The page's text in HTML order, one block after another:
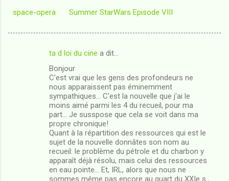
space-opera Summer StarWars Episode VIII
ta d loi du cine a dit…
Bonjour
C'est vrai que les gens des profondeurs ne
nous apparaissent pas éminemment
sympathiques... C'est la nouvelle que j'ai le
moins aimé parmi les 4 du recueil, pour ma
part... Je susspose que cela se voit dans ma
propre chronique!
Quant à la répartition des ressources qui est le
sujet de la nouvelle donnâtes son nom au
recueil: le problème du pétrole et du charbon y
apparaît déjà résolu, mais celui des ressources
en eau pointe... Et, IRL, alors que nous ne
sommes même pas encore au quart du XXIe s.,